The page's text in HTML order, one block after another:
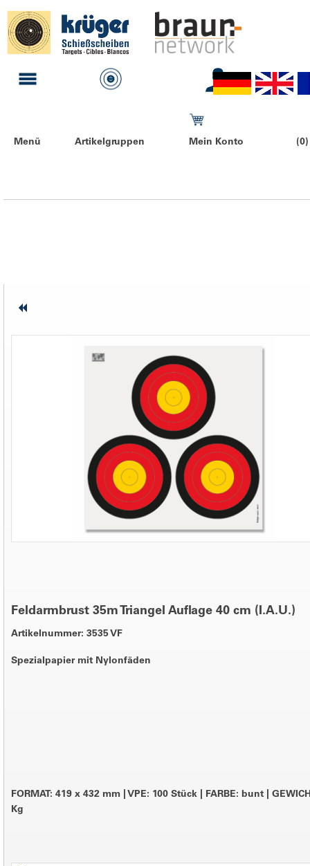
Menü Artikelgruppen Mein Konto
Feldarmbrust 35m Triangel Auflage 40 cm (I.A.U.)
Artikelnummer: 3535 VF
Spezialpapier mit Nylonfäden
FORMAT: 419 x 432 mm VPE: 100 Stück FARBE: bunt
Kg